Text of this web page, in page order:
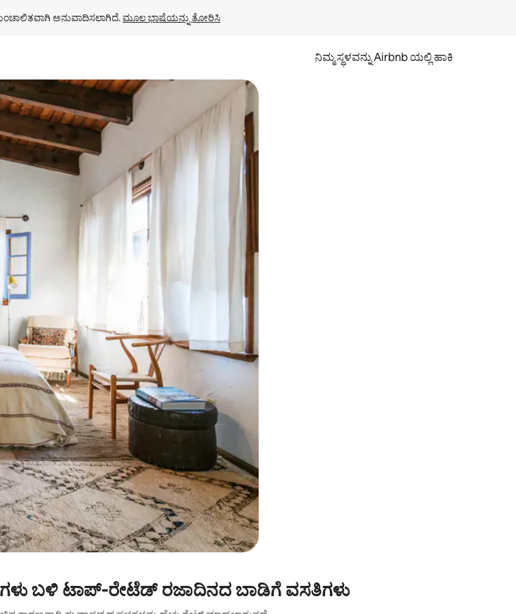
ಅನುವಾದಿಸಲಾಗಿದೆ. ಮೂಲ ಭಾಷೆಯನ್ನು ತೋರಿಸಿ
ನಿಮ್ಮ ಸ್ಥಳವನ್ನು Airbnb ಯಲ್ಲಿ ಹಾಕಿ
ಸ್ಪರ್ಶ ಅಥವಾ ಸ್ವೈಪ್ ಗೆಸ್ಚರ್‌ಗಳ ಮೂಲಕ ಅನ್ವೇಷಿಸಿ.
ಬಳಿ ಟಾಪ್-ರೇಟೆಡ್ ರಜಾದಿನದ ಬಾಡಿಗೆ ವಸತಿಗಳು